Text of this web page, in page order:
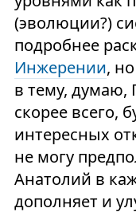
(эволюции?)
подробнее
Инжерении,
в тему, думаю,
скорее всего,
интересных
не могу
Анатолий в
дополняет и